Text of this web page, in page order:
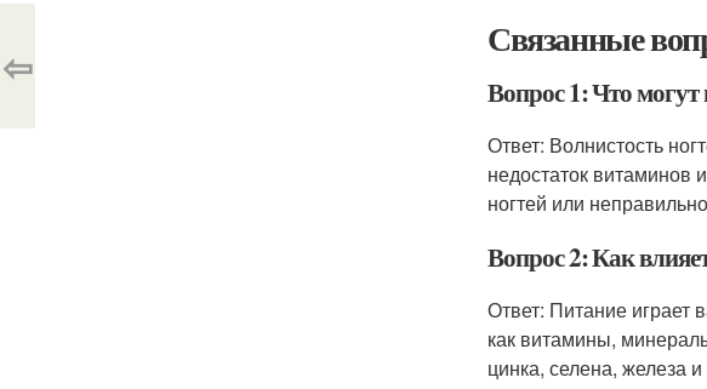
Связанные
Вопрос 1: Что могут
Ответ: Волнистость
недостаток витаминов
ногтей или
Вопрос 2: Как
Ответ: Питание играет
как витамины,
цинка, селена, железа
⇦